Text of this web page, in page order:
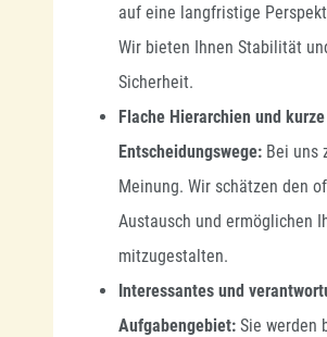
auf eine langfristige
Wir bieten Ihnen Stabilität
Sicherheit.
Flache Hierarchien und kurze
Entscheidungswege: Bei uns
Meinung. Wir schätzen den
Austausch und ermöglichen
mitzugestalten.
Interessantes und
Aufgabengebiet: Sie werden